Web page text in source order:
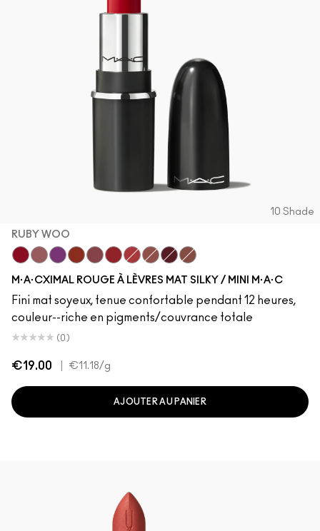
10 Shade
RUBY WOO
Everybody'S Heroine
Twig Twist
Russian Red
Forever CuriousWarm Teddy
M·A·CXIMAL ROUGE À LÈVRES MAT SILKY / MINI M·A·C
Fini mat soyeux, tenue confortable pendant 12 heures,
couleur--riche en pigments/couvrance totale
(0)
€19.00 €11.18/g
AJOUTER AU PANIER